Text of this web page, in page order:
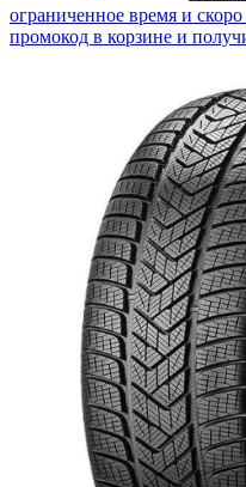
ограниченное время и
промокод в корзине и